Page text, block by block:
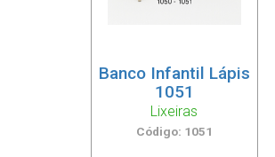
Banco Infantil Lápis
1051
Lixeiras
Código: 1051